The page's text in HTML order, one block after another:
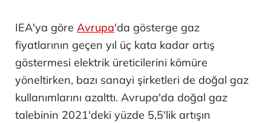
IEA'ya göre Avrupa'da gösterge gaz
fiyatlarının geçen yıl üç kata kadar artış
göstermesi elektrik üreticilerini kömüre
yöneltirken, bazı sanayi şirketleri de doğal gaz
kullanımlarını azalttı. Avrupa'da doğal gaz
talebinin 2021'deki yüzde 5,5'lik artışın